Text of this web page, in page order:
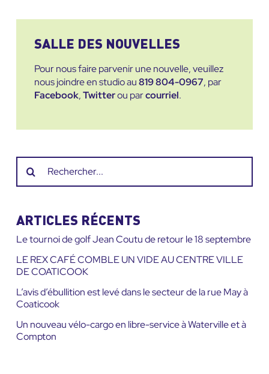
SALLE DES NOUVELLES
Pour nous faire parvenir une nouvelle, veuillez
nous joindre en studio au819 804-0967, par
Facebook,Twitterou parcourriel.
Recherche
site
:
ARTICLES RÉCENTS
Le tournoi de golf Jean Coutu de retour le 18 septembre
LE REX CAFÉ COMBLE UN VIDE AU CENTRE VILLE
DE COATICOOK
L’avis d’ébullition est levé dans le secteur de la rue May à
Coaticook
Un nouveau vélo-cargo en libre-service à Waterville et à
Compton